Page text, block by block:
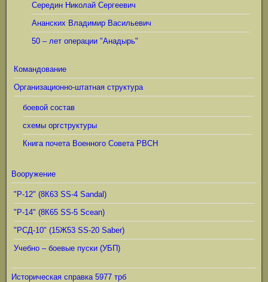
Середин Николай Сергеевич
Ананских Владимир Васильевич
50 – лет операции "Анадырь"
Командование
Организационно-штатная структура
боевой состав
схемы оргструктуры
Книга почета Военного Совета РВСН
Вооружение
"Р-12" (8К63 SS-4 Sandal)
"Р-14" (8К65 SS-5 Scean)
"РСД-10" (15Ж53 SS-20 Saber)
Учебно – боевые пуски (УБП)
Историческая справка 5977 трб